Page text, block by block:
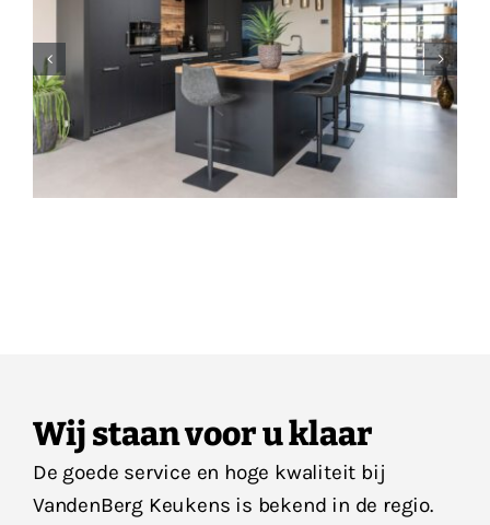
Wij staan voor u klaar
De goede service en hoge kwaliteit bij
VandenBerg Keukens is bekend in de regio.